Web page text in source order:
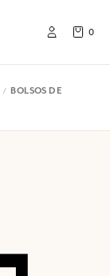
0
BOLSOS DE